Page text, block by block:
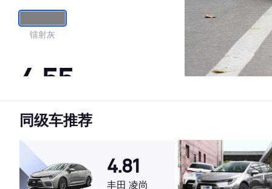
镭射灰
4.55
·外观表现一般，低于64%同级车
·空间表现较为优秀，优于84%同级车
同级车推荐
4.81
丰田 凌尚